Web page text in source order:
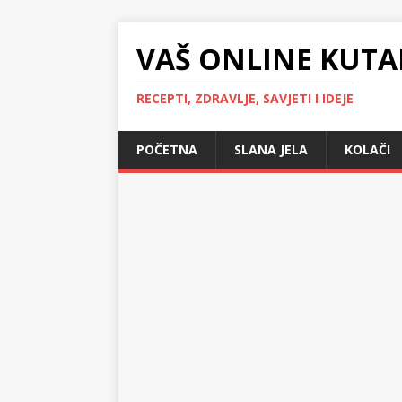
VAŠ ONLINE
RECEPTI, ZDRAVLJE, SAVJETI I IDEJE
POČETNA SLANA JELA KOLAČI